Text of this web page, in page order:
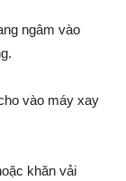
ngâm vào
vào máy xay
khăn vải